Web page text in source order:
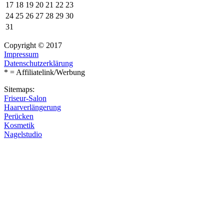
17 18 19 20 21 22 23
24 25 26 27 28 29 30
31
Copyright © 2017
Impressum
Datenschutzerklärung
* = Affiliatelink/Werbung
Sitemaps:
Friseur-Salon
Haarverlängerung
Perücken
Kosmetik
Nagelstudio